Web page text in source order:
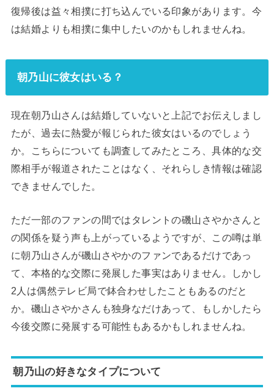
復帰後は益々相撲に打ち込んでいる印象があります。今
は結婚よりも相撲に集中したいのかもしれませんね。
朝乃山に彼女はいる？
現在朝乃山さんは結婚していないと上記でお伝えしまし
たが、過去に熱愛が報じられた彼女はいるのでしょう
か。こちらについても調査してみたところ、具体的な交
際相手が報道されたことはなく、それらしき情報は確認
できませんでした。
ただ一部のファンの間ではタレントの磯山さやかさんと
の関係を疑う声も上がっているようですが、この噂は単
に朝乃山さんが磯山さやかのファンであるだけであっ
て、本格的な交際に発展した事実はありません。しかし
2人は偶然テレビ局で鉢合わせしたこともあるのだと
か。磯山さやかさんも独身なだけあって、もしかしたら
今後交際に発展する可能性もあるかもしれませんね。
朝乃山の好きなタイプについて